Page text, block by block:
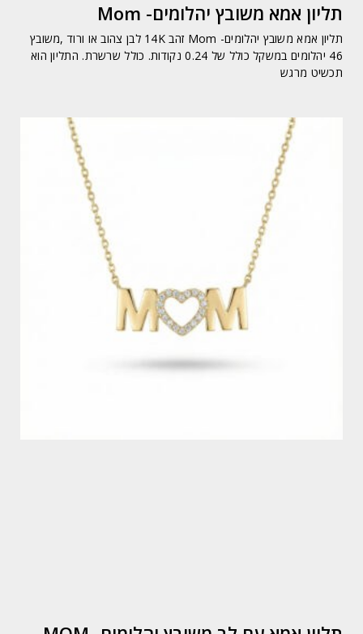
תליון אמא משובץ יהלומים- Mom
תליון אמא משובץ יהלומים- Mom זהב 14K לבן צהוב או ורוד ,משובץ
46 יהלומים במשקל כולל של 0.24 נקודות. כולל שרשרת. התליון הוא
תכשיט מרגש